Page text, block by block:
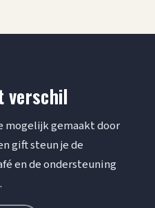
verschil
mogelijk gemaakt door
gift steun je de
en de ondersteuning